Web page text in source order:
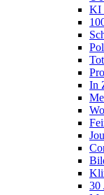
KI
In
30